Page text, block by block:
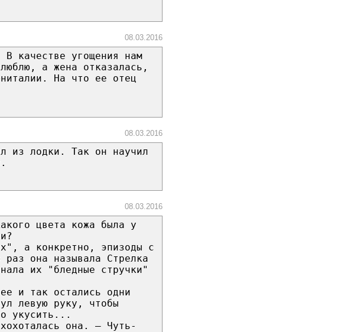
08.03.2016
качестве угощения нам
а жена отказалась,
На что ее отец
08.03.2016
из лодки. Так он научил
08.03.2016
цвета кожа была у
а конкретно, эпизоды с
она называла Стрелка
их "бледные стручки"
и так остались одни
левую руку, чтобы
укусить...
она. — Чуть-